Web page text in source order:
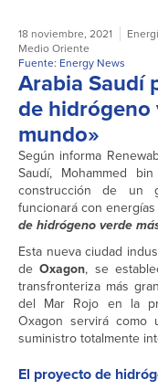
18 noviembre, 2021
Medio Oriente
Fuente: Energy News
Arabia Saudí
de hidrógeno
mundo»
Según informa
Saudí, Mohammed
construcción de un
funcionará con
de hidrógeno verde
Esta nueva ciudad
deOxagon, se
transfronteriza más
del Mar Rojo en la
Oxagon servirá
suministro totalmente
El proyecto de